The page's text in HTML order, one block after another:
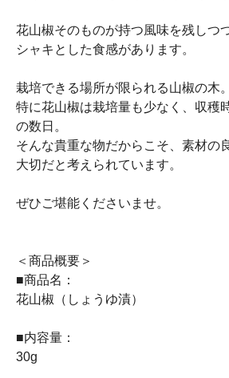
花山椒そのものが持つ風味を残しつ
シャキとした食感があります。
栽培できる場所が限られる山椒の木。
特に花山椒は栽培量も少なく、収穫
の数日。
そんな貴重な物だからこそ、素材の
大切だと考えられています。
ぜひご堪能くださいませ。
＜商品概要＞
■商品名：
花山椒（しょうゆ漬）
■内容量：
30g